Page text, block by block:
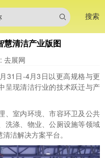
搜索
清洁产业版图
去展网
31日-4月3日以更高规格与更
呈现清洁行业的技术跃迁与产
、室内环境、市容环卫及公共
洗涤、物业、公厕设施等领域
洁解决方案平台。